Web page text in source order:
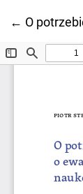
← Wróć do
O